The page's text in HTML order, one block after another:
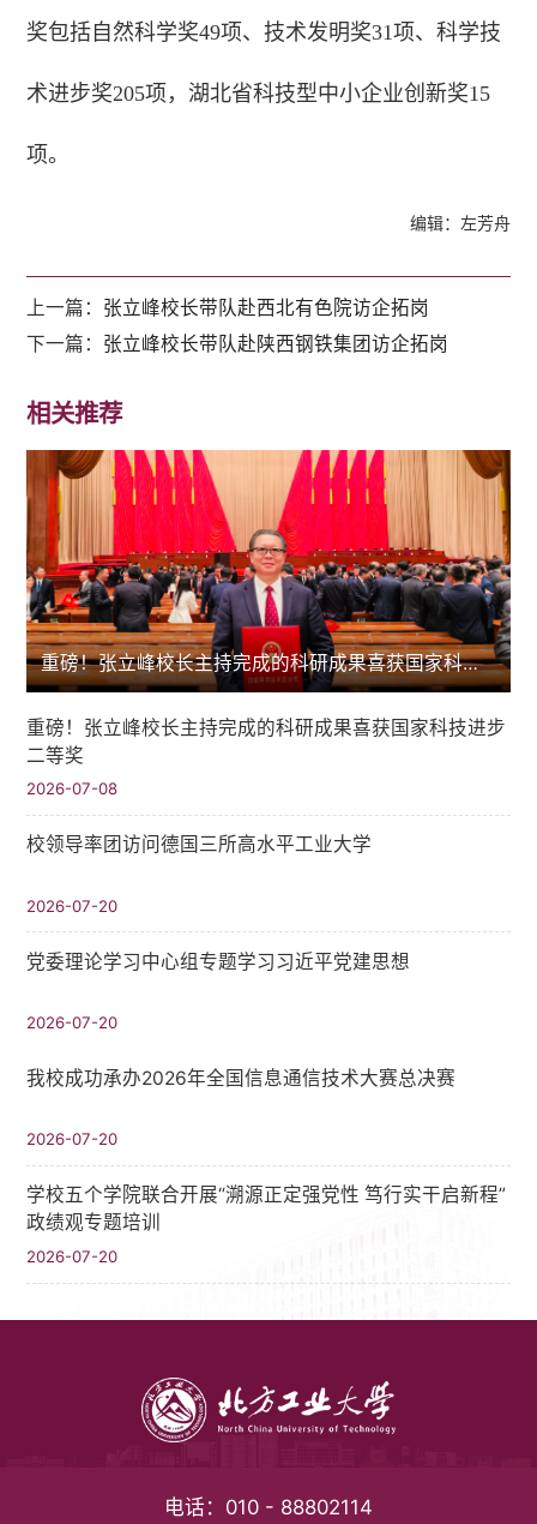
奖包括自然科学奖49项、技术发明奖31项、科学技
术进步奖205项，湖北省科技型中小企业创新奖15
项。
编辑：左芳舟
上一篇： 张立峰校长带队赴西北有色院访企拓岗
下一篇： 张立峰校长带队赴陕西钢铁集团访企拓岗
相关推荐
重磅！张立峰校长主持完成的科研成果喜获国家科技进步二等奖
重磅！张立峰校长主持完成的科研成果喜获国家科技进步
二等奖
2026-07-08
校领导率团访问德国三所高水平工业大学
2026-07-20
党委理论学习中心组专题学习习近平党建思想
2026-07-20
我校成功承办2026年全国信息通信技术大赛总决赛
2026-07-20
学校五个学院联合开展“溯源正定强党性 笃行实干启新程”
政绩观专题培训
2026-07-20
电话： 010 - 88802114